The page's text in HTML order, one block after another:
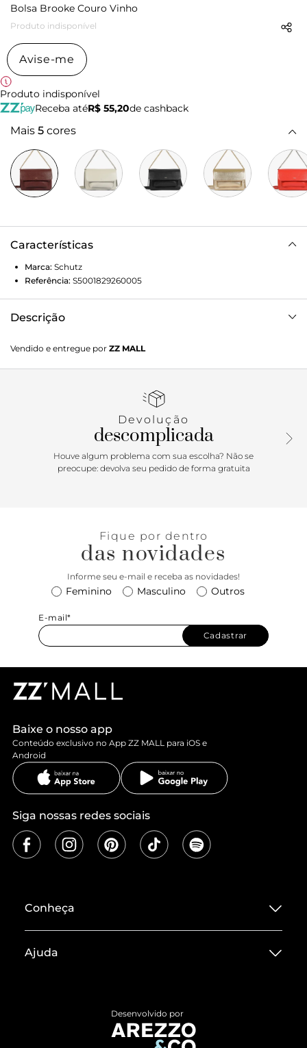
Bolsa Brooke Couro Vinho
Produto indisponível
Avise-me
Produto indisponível
Receba atéR$ 55,20de cashback
Mais 5 cores
Características
Marca: Schutz
Referência: S5001829260005
Descrição
como o prático bolso frontal e tiras laterais que atualizam o
modelo! Sofisticada e atemporal, tem fechamento de ímã e
aposta certeira para acompanhar de looks casuais a
Largura da alça: 1,5 cm
Vendido e entregue por ZZ MALL
Devolução
descomplicada
Houve algum problema com sua escolha? Não se
preocupe: devolva seu pedido de forma gratuita
Fique por dentro
das novidades
Informe seu e-mail e receba as novidades!
Feminino Masculino Outros
E-mail*
Cadastrar
Baixe o nosso app
Conteúdo exclusivo no App ZZ MALL para iOS e
Android
Siga nossas redes sociais
Conheça
Termos de Uso
ZZ MALL é confiável
Ajuda
Devolução do Produto
Desenvolvido por